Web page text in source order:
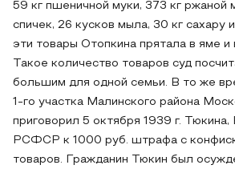
59 кг пшеничной муки, 373 кг ржаной
спичек, 26 кусков мыла, 30 кг сахару
эти товары Отопкина прятала в яме
Такое количество товаров суд
большим для одной семьи. В то же
1-го участка Малинского района
приговорил 5 октября 1939 г.
РСФСР к 1000 руб. штрафа с
товаров. Гражданин Тюкин был